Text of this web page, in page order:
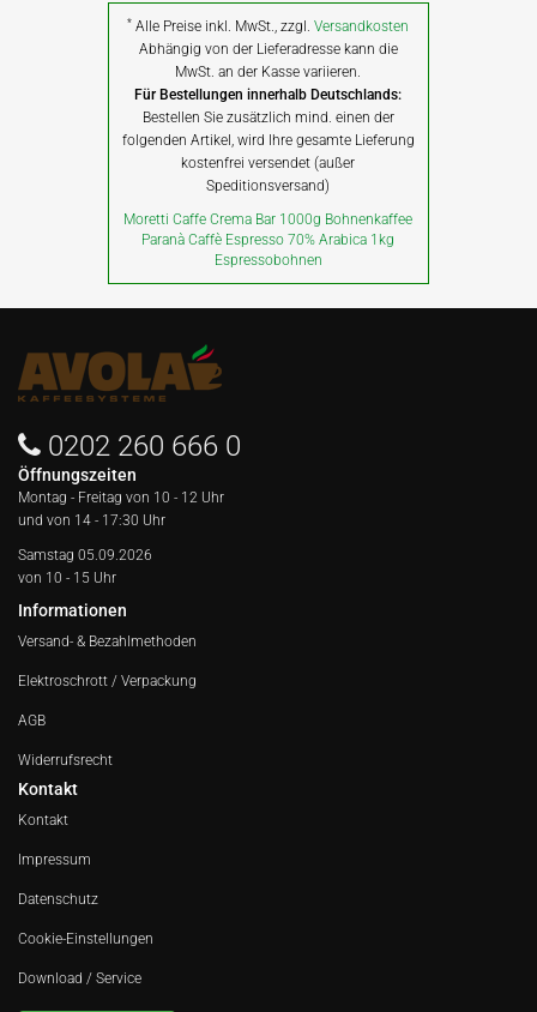
* Alle Preise inkl. MwSt., zzgl.Versandkosten
Abhängig von der Lieferadresse kann die
MwSt. an der Kasse variieren.
Für Bestellungen innerhalb Deutschlands:
Bestellen Sie zusätzlich mind. einen der
folgenden Artikel, wird Ihre gesamte Lieferung
kostenfrei versendet (außer
Speditionsversand)
Moretti Caffe Crema Bar 1000g Bohnenkaffee
Paranà Caffè Espresso 70% Arabica 1kg
Espressobohnen
0202 260 666 0
Öffnungszeiten
Montag - Freitag von 10 - 12 Uhr
und von 14 - 17:30 Uhr
Samstag 05.09.2026
von 10 - 15 Uhr
Informationen
Versand- & Bezahlmethoden
Elektroschrott / Verpackung
AGB
Widerrufsrecht
Kontakt
Kontakt
Impressum
Datenschutz
Cookie-Einstellungen
Download / Service